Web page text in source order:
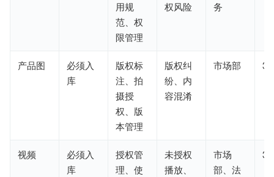
用规
范、权
限管理
权风险 务
产品图
必须入
库
版权标
注、拍
摄授
权、版
本管理
版权纠
纷、内
容混淆
市场部 3-
视频
必须入
库
授权管
理、使
未授权
播放、
市场
部、法
3